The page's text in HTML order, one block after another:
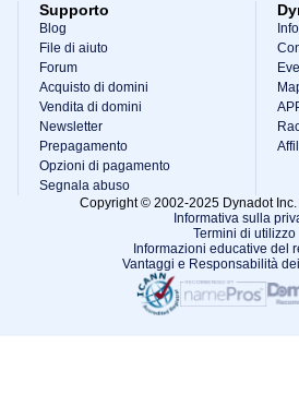
Supporto
Blog
File di aiuto
Forum
Acquisto di domini
Vendita di domini
Newsletter
Prepagamento
Opzioni di pagamento
Segnala abuso
Copyright © 2002-2025 Dynadot
Informativa sulla
Termini di utilizzo
Informazioni educative del
Vantaggi e Responsabilità